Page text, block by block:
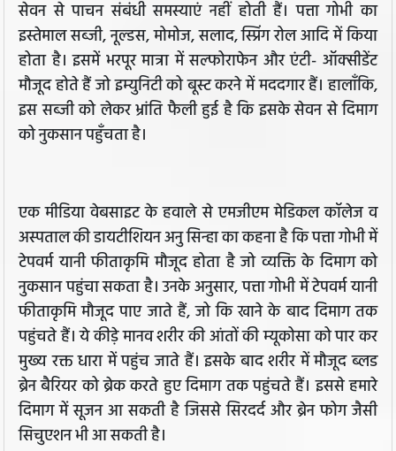
सेवन से पाचन संबंधी समस्याएं नहीं होती हैं। पत्ता गोभी का
इस्तेमाल सब्जी, नूल्डस, मोमोज, सलाद, स्प्रिंग रोल आदि में किया
होता है। इसमें भरपूर मात्रा में सल्फोराफेन और एंटी- ऑक्सीडेंट
मौजूद होते हैं जो इम्युनिटी को बूस्ट करने में मददगार हैं। हालाँकि,
इस सब्जी को लेकर भ्रांति फैली हुई है कि इसके सेवन से दिमाग
को नुकसान पहुँचता है।
एक मीडिया वेबसाइट के हवाले से एमजीएम मेडिकल कॉलेज व
अस्पताल की डायटीशियन अनु सिन्हा का कहना है कि पत्ता गोभी में
टेपवर्म यानी फीताकृमि मौजूद होता है जो व्यक्ति के दिमाग को
नुकसान पहुंचा सकता है। उनके अनुसार, पत्ता गोभी में टेपवर्म यानी
फीताकृमि मौजूद पाए जाते हैं, जो कि खाने के बाद दिमाग तक
पहुंचते हैं। ये कीड़े मानव शरीर की आंतों की म्यूकोसा को पार कर
मुख्य रक्त धारा में पहुंच जाते हैं। इसके बाद शरीर में मौजूद ब्लड
ब्रेन बैरियर को ब्रेक करते हुए दिमाग तक पहुंचते हैं। इससे हमारे
दिमाग में सूजन आ सकती है जिससे सिरदर्द और ब्रेन फोग जैसी
सिचुएशन भी आ सकती है।